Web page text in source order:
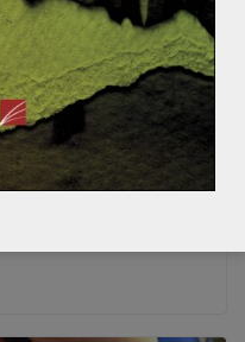
0 Comments
à la COP 27
resté aux abonnés
ces dernières